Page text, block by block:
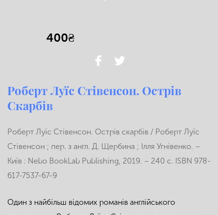
400₴
Роберт Луїс Стівенсон. Острів
Скарбів
Роберт Луїс Стівенсон. Острів скарбів / Роберт Луїс
Стівенсон ; пер. з англ. Д. Щербина ; Ілля Угнівенко. –
Київ : Nebo BookLab Publishing, 2019. – 240 с. ISBN 978-
617-7537-67-9
Один з найбільш відомих романів англійського